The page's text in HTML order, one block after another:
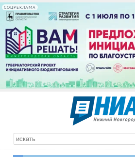
СОЦРЕКЛАМА